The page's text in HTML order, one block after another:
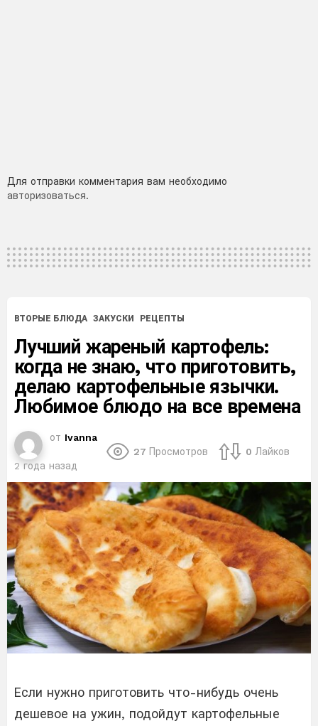
Добавить
комментарий
Для отправки комментария вам необходимо
авторизоваться.
ВТОРЫЕ БЛЮДА ЗАКУСКИ РЕЦЕПТЫ
Лучший жареный картофель:
когда не знаю, что приготовить,
делаю картофельные язычки.
Любимое блюдо на все времена
от Ivanna
2 года назад
27 Просмотров 0 Лайков
Если нужно приготовить что-нибудь очень
дешевое на ужин, подойдут картофельные